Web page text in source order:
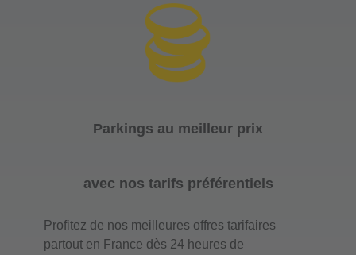
Parkings au meilleur prix
avec nos tarifs préférentiels
Profitez de nos meilleures offres tarifaires
partout en France dès 24 heures de